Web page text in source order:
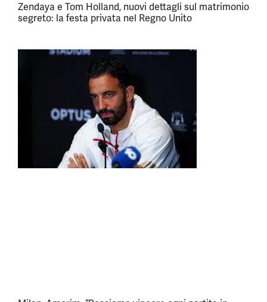
Zendaya e Tom Holland, nuovi dettagli sul matrimonio
segreto: la festa privata nel Regno Unito